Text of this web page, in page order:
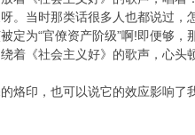
。当时那类话很多人也都说过
定为“官僚资产阶级”啊!即便够
着《社会主义好》的歌声，心
印，也可以说它的效应影响了我